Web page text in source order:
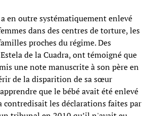
en outre systématiquement enlevé
dans des centres de torture, les
proches du régime. Des
de la Cuadra, ont témoigné que
une note manuscrite à son père en
de la disparition de sa sœur
que le bébé avait été enlevé
contredisait les déclarations faites par